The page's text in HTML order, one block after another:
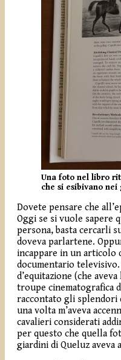
Una foto nel libro
che si esibivano
Dovete pensare che
Oggi se si vuole sapere
persona, basta cercarli
doveva parlartene.
incappare in un articolo
documentario televisivo.
d’equitazione (che
troupe cinematografica
raccontato gli splendori
una volta m’aveva
cavalieri considerati
per questo che quella
giardini di Queluz aveva